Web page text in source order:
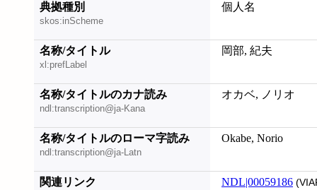
典拠種別
skos:inScheme
個人名
名称/タイトル
xl:prefLabel
岡部, 紀夫
名称/タイトルのカナ読み
ndl:transcription@ja-Kana
オカベ, ノリオ
名称/タイトルのローマ字読み
ndl:transcription@ja-Latn
Okabe, Norio
関連リンク NDL|00059186